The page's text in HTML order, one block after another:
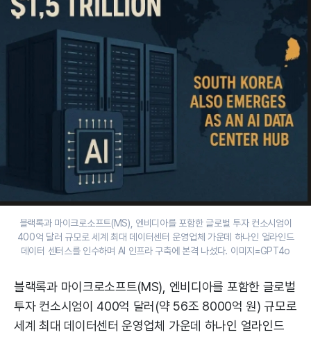
블랙록과 마이크로소프트(MS), 엔비디아를 포함한 글로벌 투자 컨소시엄이
400억 달러 규모로 세계 최대 데이터센터 운영업체 가운데 하나인 얼라인드
데이터 센터스를 인수하며 AI 인프라 구축에 본격 나섰다. 이미지=GPT4o
블랙록과 마이크로소프트(MS), 엔비디아를 포함한 글로벌
투자 컨소시엄이 400억 달러(약 56조 8000억 원) 규모로
세계 최대 데이터센터 운영업체 가운데 하나인 얼라인드